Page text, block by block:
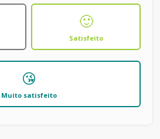
🙂
Satisfeito
😘
Muito satisfeito